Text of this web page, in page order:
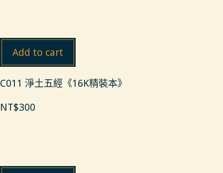
Add to cart
C011 淨土五經《16K精裝本》
NT$300